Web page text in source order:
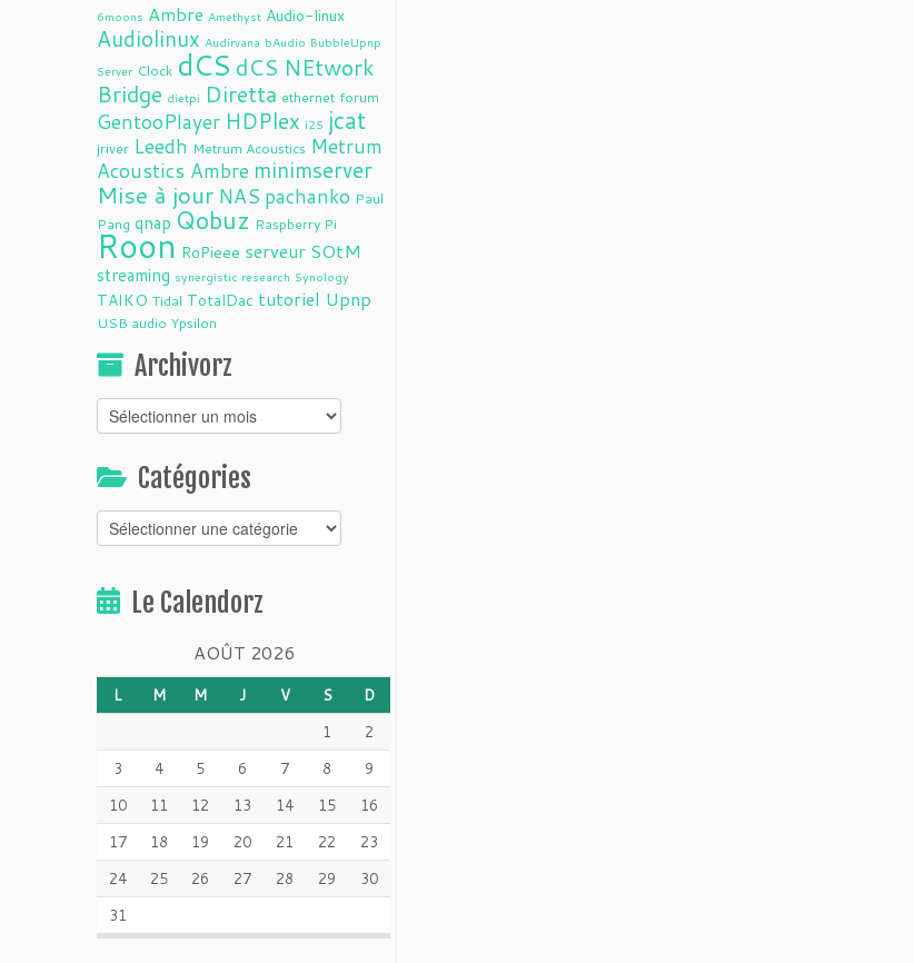
6moons Ambre Amethyst Audio-linux
Audiolinux Audirvana bAudio BubbleUpnp
Server Clock dCS dCS NEtwork
Bridge dietpi Diretta ethernet forum
GentooPlayer HDPlex i2S jcat
jriver Leedh Metrum Acoustics Metrum
Acoustics Ambre minimserver
Mise à jour NAS pachanko Paul
Pang qnap Qobuz Raspberry Pi
Roon RoPieee serveur SOtM
streaming synergistic research Synology
TAIKO Tidal TotalDac tutoriel Upnp
USB audio Ypsilon
Archivorz
Archivorz
Catégories
Catégories
Le Calendorz
AOÛT 2026
L M M J V S
D
1
2
3
4 5 6 7 8
9
10
11 12 13 14 15
16
17
18 19 20 21 22
23
24
25 26 27 28 29
30
31